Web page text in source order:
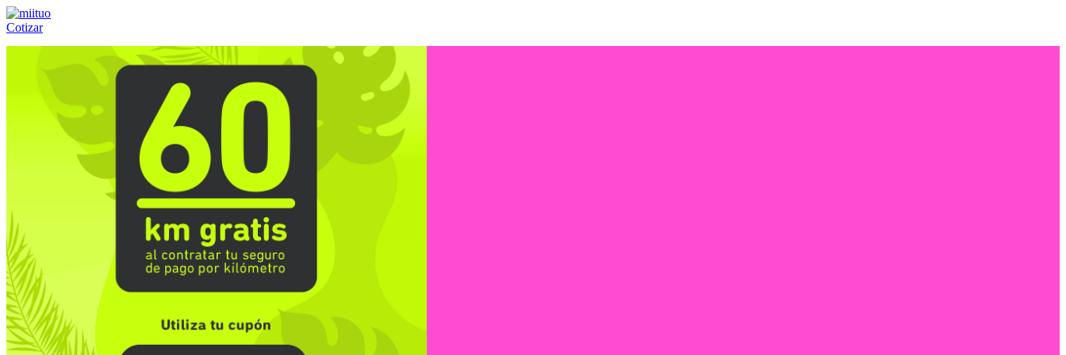
Cotizar
(55) 84-21-05-00ó800-953-00-59